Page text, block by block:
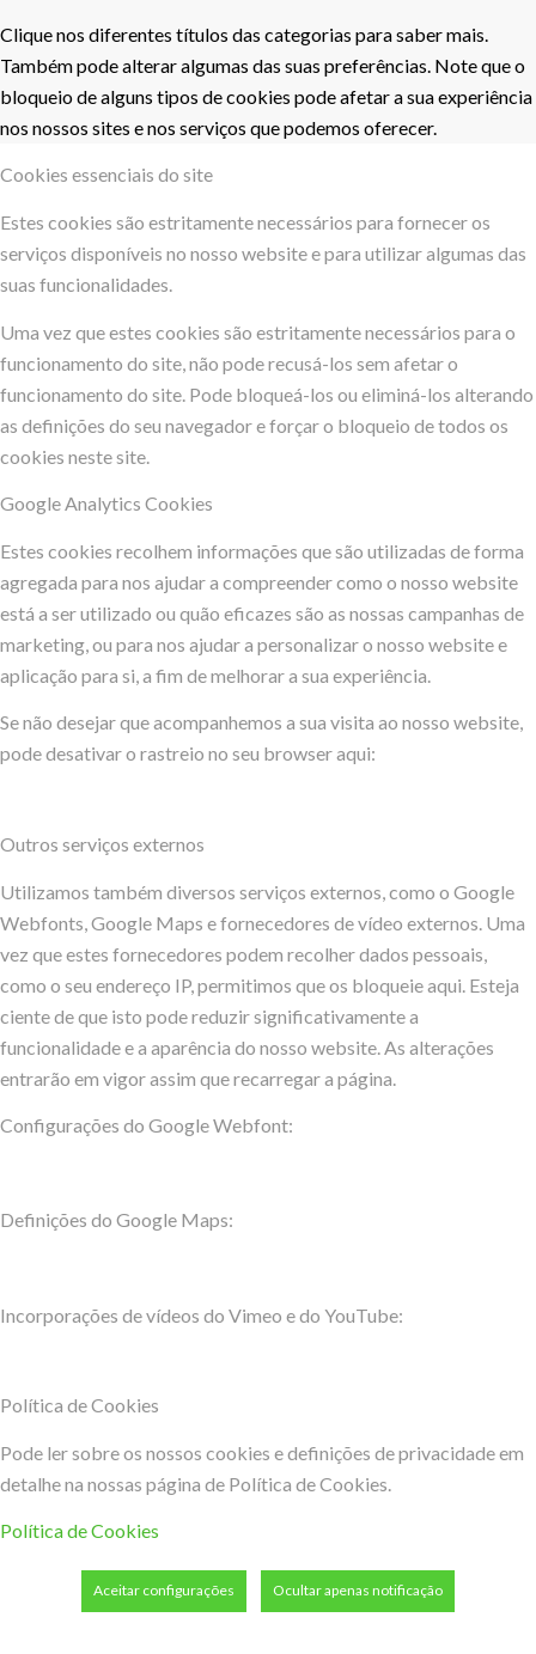
Clique nos diferentes títulos das categorias para saber mais.
Também pode alterar algumas das suas preferências. Note que o
bloqueio de alguns tipos de cookies pode afetar a sua experiência
nos nossos sites e nos serviços que podemos oferecer.
Cookies essenciais do site
Estes cookies são estritamente necessários para fornecer os
serviços disponíveis no nosso website e para utilizar algumas das
suas funcionalidades.
Uma vez que estes cookies são estritamente necessários para o
funcionamento do site, não pode recusá-los sem afetar o
funcionamento do site. Pode bloqueá-los ou eliminá-los alterando
as definições do seu navegador e forçar o bloqueio de todos os
cookies neste site.
Google Analytics Cookies
Estes cookies recolhem informações que são utilizadas de forma
agregada para nos ajudar a compreender como o nosso website
está a ser utilizado ou quão eficazes são as nossas campanhas de
marketing, ou para nos ajudar a personalizar o nosso website e
aplicação para si, a fim de melhorar a sua experiência.
Se não desejar que acompanhemos a sua visita ao nosso website,
pode desativar o rastreio no seu browser aqui:
Outros serviços externos
Utilizamos também diversos serviços externos, como o Google
Webfonts, Google Maps e fornecedores de vídeo externos. Uma
vez que estes fornecedores podem recolher dados pessoais,
como o seu endereço IP, permitimos que os bloqueie aqui. Esteja
ciente de que isto pode reduzir significativamente a
funcionalidade e a aparência do nosso website. As alterações
entrarão em vigor assim que recarregar a página.
Configurações do Google Webfont:
Definições do Google Maps:
Incorporações de vídeos do Vimeo e do YouTube:
Política de Cookies
Pode ler sobre os nossos cookies e definições de privacidade em
detalhe na nossas página de Política de Cookies.
Política de Cookies
Aceitar configurações Ocultar apenas notificação